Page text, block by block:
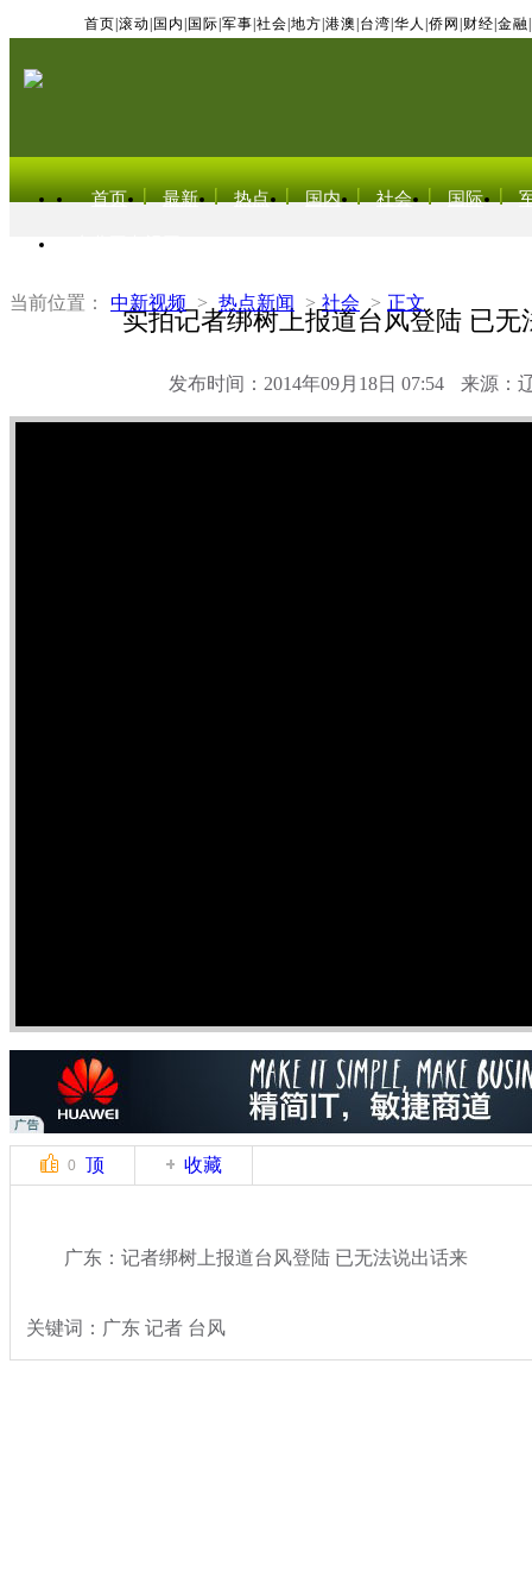
首页 滚动 国内 国际 军事 社会 地方 港澳 台湾 华人 侨网 财经 金融
首页 最新 热点 国内 社会 国际
当前位置： 中新视频 > 热点新闻 > 社会 > 正文
实拍记者绑树上报道台风登陆 已无
发布时间：2014年09月18日 07:54 来源：
0 顶 收藏
广东：记者绑树上报道台风登陆 已无法说出话来
关键词：广东 记者 台风